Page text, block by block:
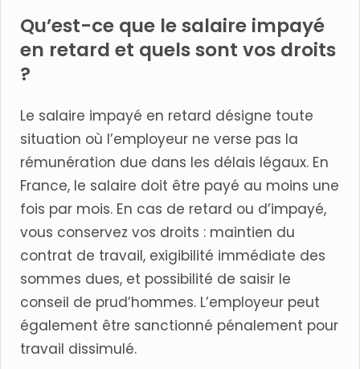
Qu’est-ce que le salaire impayé
en retard et quels sont vos droits
?
Le salaire impayé en retard désigne toute
situation où l’employeur ne verse pas la
rémunération due dans les délais légaux. En
France, le salaire doit être payé au moins une
fois par mois. En cas de retard ou d’impayé,
vous conservez vos droits : maintien du
contrat de travail, exigibilité immédiate des
sommes dues, et possibilité de saisir le
conseil de prud’hommes. L’employeur peut
également être sanctionné pénalement pour
travail dissimulé.